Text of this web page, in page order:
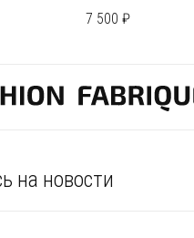
7 500 ₽
на новости